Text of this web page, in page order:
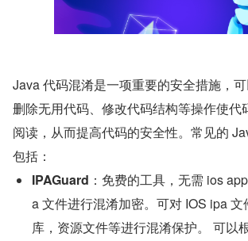
Java 代码混淆是一项重要的安全措施，可
删除无用代码、修改代码结构等操作使代
阅读，从而提高代码的安全性。常见的
包括：
IPAGuard ：免费的工具，无需 ios
a 文件进行混淆加密。可对 IOS ipa
库，资源文件等进行混淆保护。 可以